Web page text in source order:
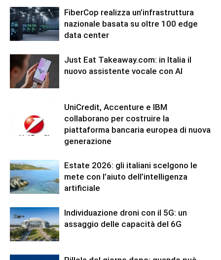
FiberCop realizza un’infrastruttura
nazionale basata su oltre 100 edge
data center
Just Eat Takeaway.com: in Italia il
nuovo assistente vocale con AI
UniCredit, Accenture e IBM
collaborano per costruire la
piattaforma bancaria europea di nuova
generazione
Estate 2026: gli italiani scelgono le
mete con l’aiuto dell’intelligenza
artificiale
Individuazione droni con il 5G: un
assaggio delle capacità del 6G